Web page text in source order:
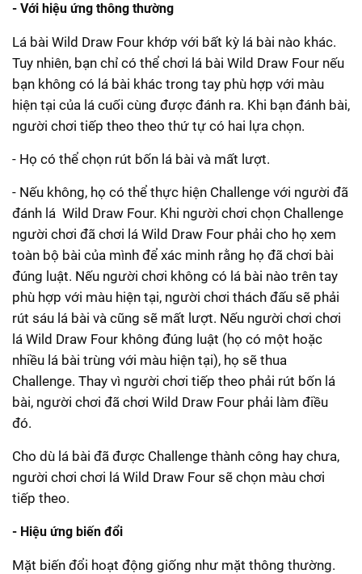
- Với hiệu ứng thông thường
Lá bài Wild Draw Four khớp với bất kỳ lá bài nào khác.
Tuy nhiên, bạn chỉ có thể chơi lá bài Wild Draw Four nếu
bạn không có lá bài khác trong tay phù hợp với màu
hiện tại của lá cuối cùng được đánh ra. Khi bạn đánh bài,
người chơi tiếp theo theo thứ tự có hai lựa chọn.
- Họ có thể chọn rút bốn lá bài và mất lượt.
- Nếu không, họ có thể thực hiện Challenge với người đã
đánh lá Wild Draw Four. Khi người chơi chọn Challenge
người chơi đã chơi lá Wild Draw Four phải cho họ xem
toàn bộ bài của mình để xác minh rằng họ đã chơi bài
đúng luật. Nếu người chơi không có lá bài nào trên tay
phù hợp với màu hiện tại, người chơi thách đấu sẽ phải
rút sáu lá bài và cũng sẽ mất lượt. Nếu người chơi chơi
lá Wild Draw Four không đúng luật (họ có một hoặc
nhiều lá bài trùng với màu hiện tại), họ sẽ thua
Challenge. Thay vì người chơi tiếp theo phải rút bốn lá
bài, người chơi đã chơi Wild Draw Four phải làm điều
đó.
Cho dù lá bài đã được Challenge thành công hay chưa,
người chơi chơi lá Wild Draw Four sẽ chọn màu chơi
tiếp theo.
- Hiệu ứng biến đổi
Mặt biến đổi hoạt động giống như mặt thông thường.